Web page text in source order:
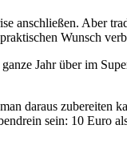
anschließen. Aber
Wunsch
Jahr über im
daraus
sein: 10 Euro